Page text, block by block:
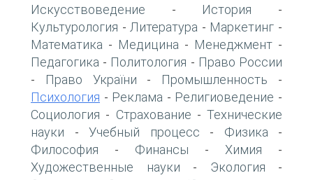
Искусствоведение - История -
Культурология - Литература - Маркетинг -
Математика - Медицина - Менеджмент -
Педагогика - Политология - Право России
- Право України - Промышленность -
Психология - Реклама - Религиоведение -
Социология - Страхование - Технические
науки - Учебный процесс - Физика -
Философия - Финансы - Химия -
Художественные науки - Экология -